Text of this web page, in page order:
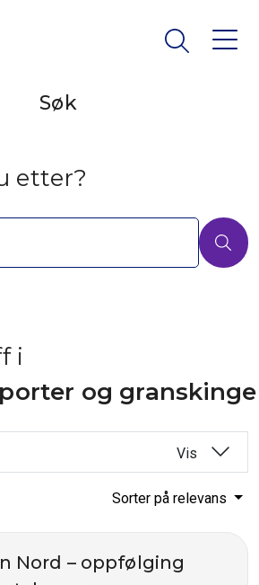
Søk
etter?
i
og
Vis
Sorter på relevans
Nord – oppfølging